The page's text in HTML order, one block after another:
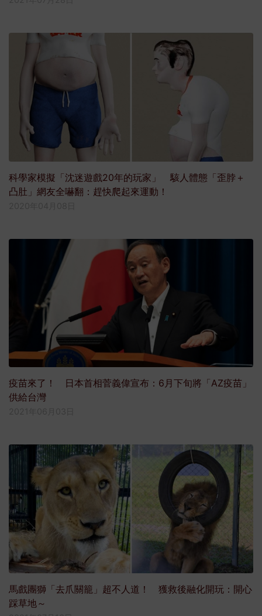
科學家模擬「沈迷遊戲20年的玩家」 駭人體態「歪脖＋
凸肚」網友全嚇翻：趕快爬起來運動！
疫苗來了！ 日本首相菅義偉宣布：6月下旬將「AZ疫苗」
供給台灣
馬戲團獅「去爪關籠」超不人道！ 獲救後融化開玩：開心
踩草地～